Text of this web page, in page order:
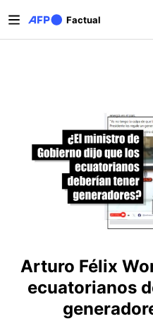
Factual
Solapas
Arturo Félix
ecuatorianos